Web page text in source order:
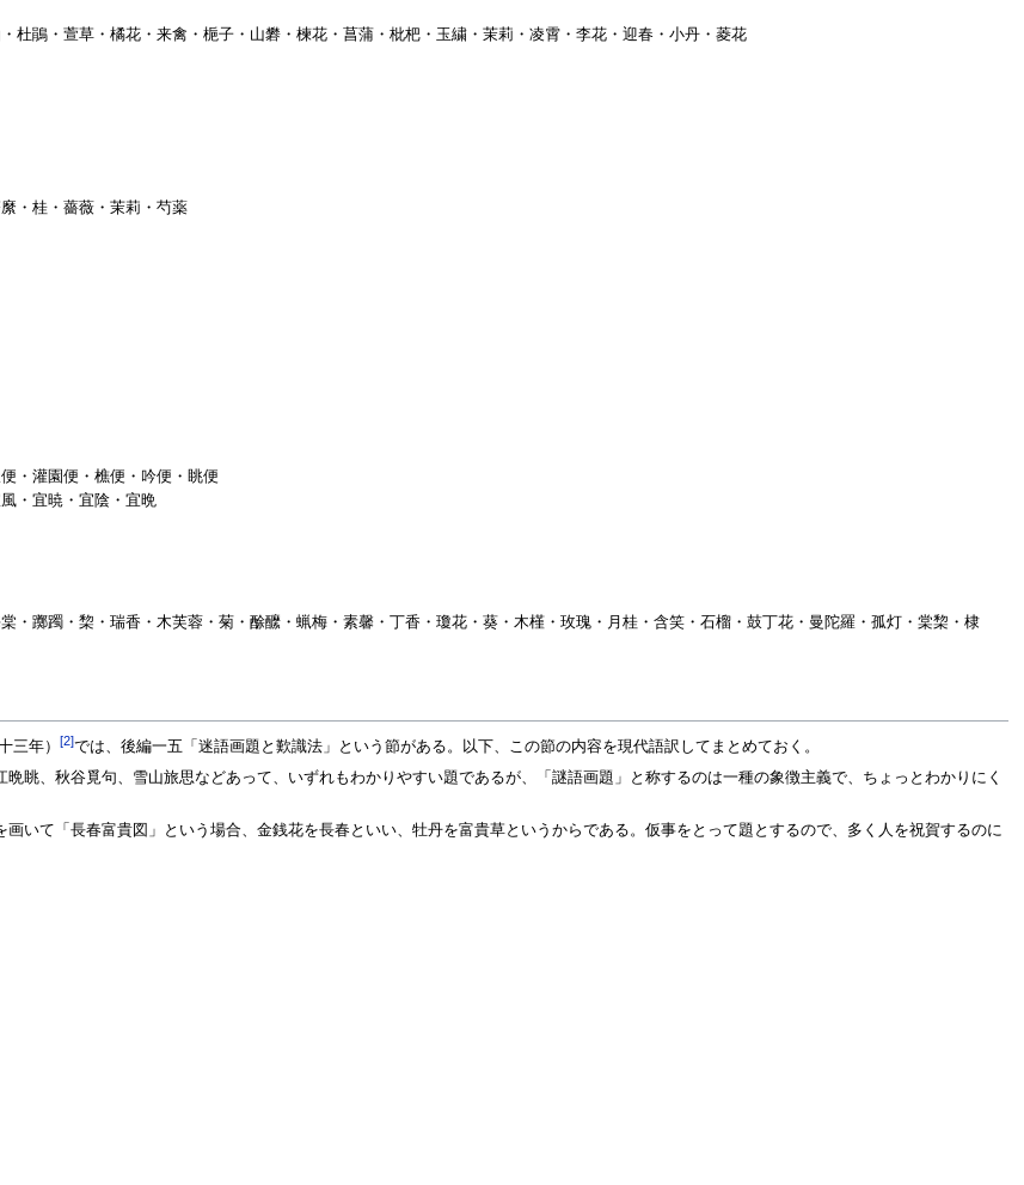
杜鵑・萱草・橘花・来禽・梔子・山礬・楝花・菖蒲・枇杷・玉繍・茉莉・凌霄・李花・迎春・小丹・菱花
・桂・薔薇・茉莉・芍薬
・灌園便・樵便・吟便・眺便
・宜暁・宜陰・宜晩
・躑躅・棃・瑞香・木芙蓉・菊・酴醿・蝋梅・素馨・丁香・瓊花・葵・木槿・玫瑰・月桂・含笑・石榴・鼓丁花・曼陀羅・孤灯・棠棃・棣
三年） [2]では、後編一五「迷語画題と歎識法」という節がある。以下、この節の内容を現代語訳してまとめておく。
眺、秋谷覓句、雪山旅思などあって、いずれもわかりやすい題であるが、「謎語画題」と称するのは一種の象徴主義で、ちょっとわかりにく
画いて「長春富貴図」という場合、金銭花を長春といい、牡丹を富貴草というからである。仮事をとって題とするので、多く人を祝賀するのに